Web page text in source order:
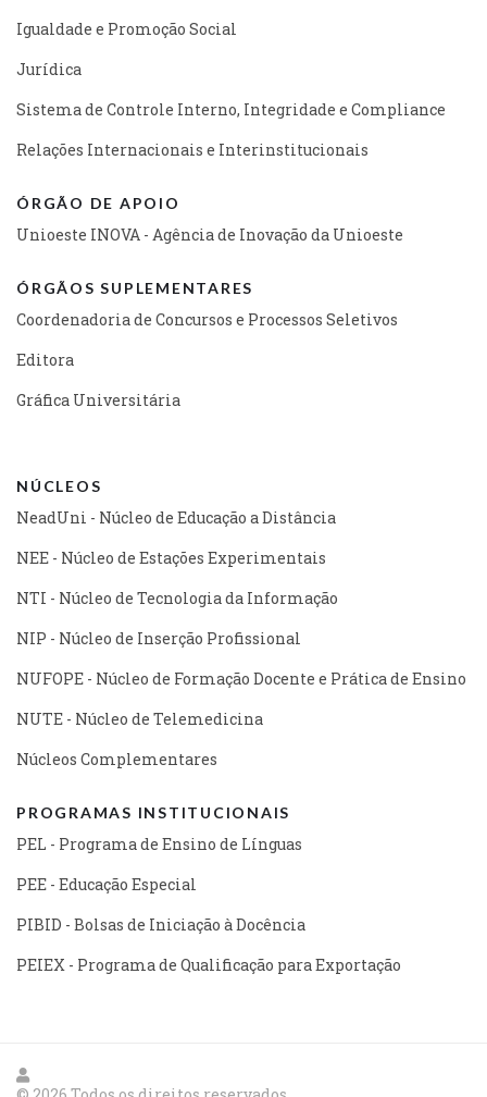
Igualdade e Promoção Social
Jurídica
Sistema de Controle Interno, Integridade e Compliance
Relações Internacionais e Interinstitucionais
ÓRGÃO DE APOIO
Unioeste INOVA - Agência de Inovação da Unioeste
ÓRGÃOS SUPLEMENTARES
Coordenadoria de Concursos e Processos Seletivos
Editora
Gráfica Universitária
NÚCLEOS
NeadUni - Núcleo de Educação a Distância
NEE - Núcleo de Estações Experimentais
NTI - Núcleo de Tecnologia da Informação
NIP - Núcleo de Inserção Profissional
NUFOPE - Núcleo de Formação Docente e Prática de Ensino
NUTE - Núcleo de Telemedicina
Núcleos Complementares
PROGRAMAS INSTITUCIONAIS
PEL - Programa de Ensino de Línguas
PEE - Educação Especial
PIBID - Bolsas de Iniciação à Docência
PEIEX - Programa de Qualificação para Exportação